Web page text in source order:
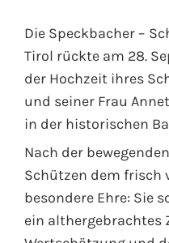
Die Speckbacher –
Tirol rückte am 28.
der Hochzeit ihres
und seiner Frau
in der historischen
Nach der
Schützen dem frisch
besondere Ehre: Sie
ein althergebrachtes